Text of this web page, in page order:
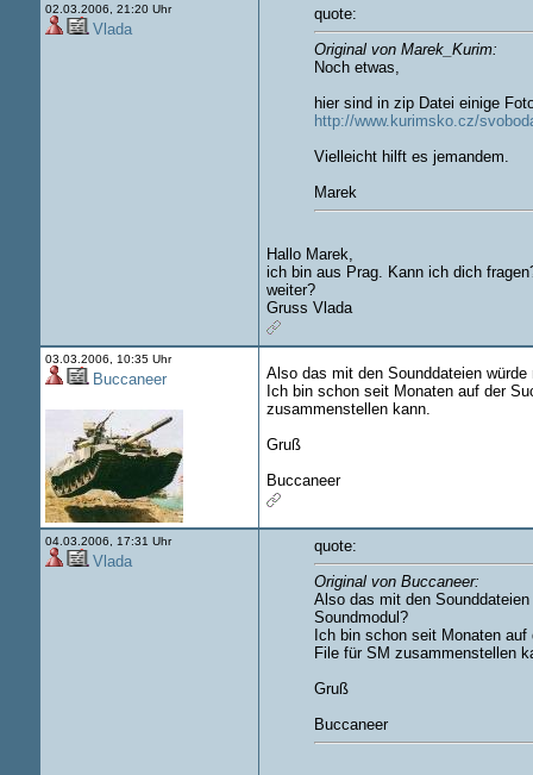
02.03.2006, 21:20 Uhr
Vlada
quote:
Original von Marek_Kurim:
Noch etwas,
hier sind in zip Datei einige
http://www.kurimsko.cz/
Vielleicht hilft es jemandem.
Marek
Hallo Marek,
ich bin aus Prag. Kann ich dich
weiter?
Gruss Vlada
03.03.2006, 10:35 Uhr
Buccaneer
Also das mit den Sounddateien
Ich bin schon seit Monaten auf der
zusammenstellen kann.
Gruß
Buccaneer
04.03.2006, 17:31 Uhr
Vlada
quote:
Original von Buccaneer:
Also das mit den
Soundmodul?
Ich bin schon seit Monaten
File für SM zusammenstellen
Gruß
Buccaneer